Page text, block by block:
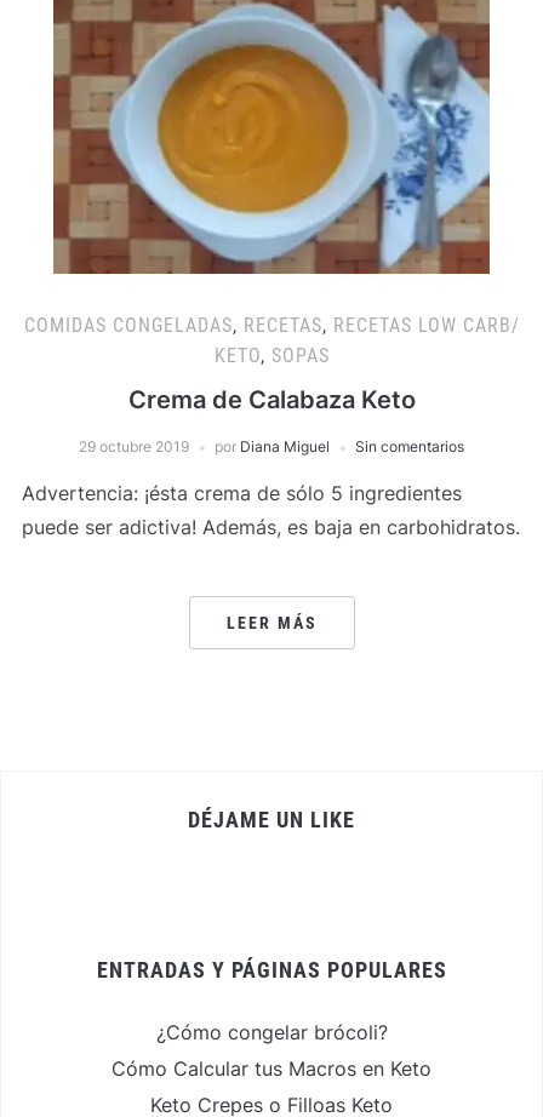
COMIDAS CONGELADAS, RECETAS, RECETAS LOW CARB/
KETO, SOPAS
Crema de Calabaza Keto
29 octubre 2019 por Diana Miguel Sin comentarios
Advertencia: ¡ésta crema de sólo 5 ingredientes
puede ser adictiva! Además, es baja en carbohidratos.
LEER MÁS
DÉJAME UN LIKE
ENTRADAS Y PÁGINAS POPULARES
¿Cómo congelar brócoli?
Cómo Calcular tus Macros en Keto
Keto Crepes o Filloas Keto